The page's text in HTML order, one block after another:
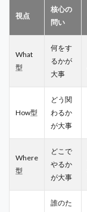
視点
核心の
問い
What
型
何をす
るかが
大事
How型
どう関
わるか
が大事
Where
型
どこで
やるか
が大事
誰のた